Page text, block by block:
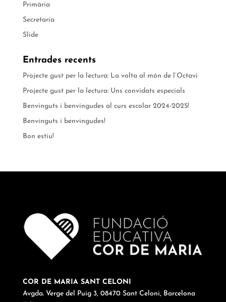
Primària
Secretaria
Slide
Entrades recents
Projecte gust per la lectura: La volta al món de l’Octavi
Projecte gust per la lectura: Uns convidats especials
Benvinguts i benvingudes al curs escolar 2024-2025!
Benvinguts i benvingudes!
Bon estiu!
COR DE MARIA SANT CELONI
Avgda. Verge del Puig 3, 08470 Sant Celoni, Barcelona